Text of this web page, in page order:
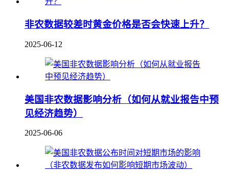
非农数据较差时黄金价格是否会快速上升？
2025-06-12
美国非农数据影响分析（如何从就业报告中预
见经济趋势）
2025-06-06